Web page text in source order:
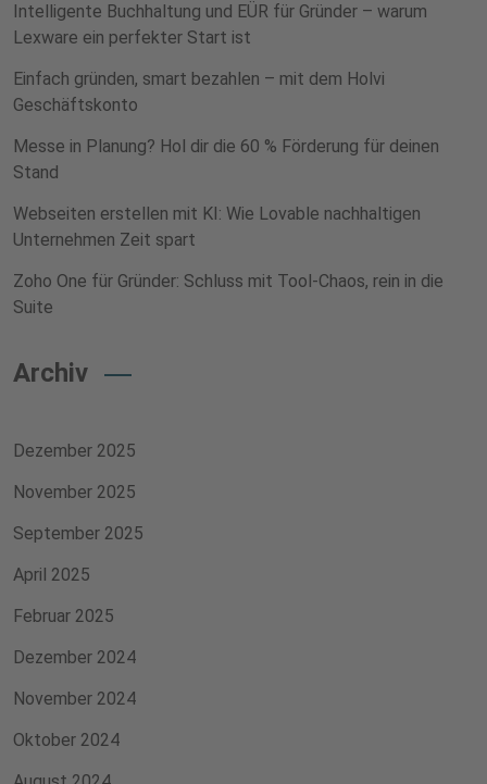
Intelligente Buchhaltung und EÜR für Gründer – warum
Lexware ein perfekter Start ist
Einfach gründen, smart bezahlen – mit dem Holvi
Geschäftskonto
Messe in Planung? Hol dir die 60 % Förderung für deinen
Stand
Webseiten erstellen mit KI: Wie Lovable nachhaltigen
Unternehmen Zeit spart
Zoho One für Gründer: Schluss mit Tool-Chaos, rein in die
Suite
Archiv
Dezember 2025
November 2025
September 2025
April 2025
Februar 2025
Dezember 2024
November 2024
Oktober 2024